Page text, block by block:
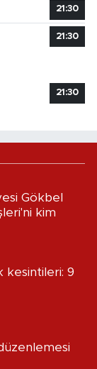
21:30
21:30
21:30
Gökbel
kim
kesintileri: 9